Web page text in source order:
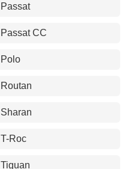
Passat
Passat CC
Polo
Routan
Sharan
T-Roc
Tiguan